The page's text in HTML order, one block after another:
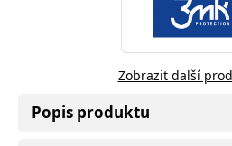
Zobrazit další
Popis produktu